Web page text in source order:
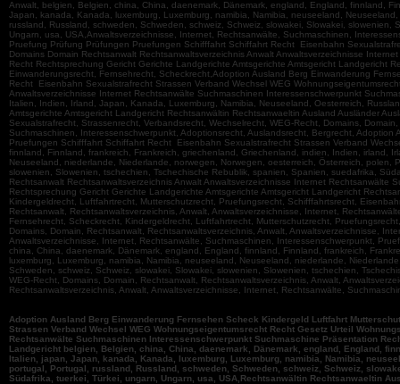
Anwalt, belgien, Belgien, china, China, daenemark, Dänemark, england, England, finnland,
Japan, kanada, Kanada, luxemburg, Luxemburg, namibia, Namibia, neuseeland,
russland, Russland, schweden, Schweden, schweiz, Schweiz, slowakei, Slowakei,
Ungarn, usa, USA,Anwaltsverzeichnisse, Internet, Rechtsanwälte, Suchmaschinen,
Pruefung Prüfung Prüfungen Pruefungen Schifffahrt Schiffahrt Recht Eisenbahn
Domains Domain Rechtsanwalt Rechtsanwaltsverzeichnis Anwalt Anwaltsverzeichnisse
Recht Rechtsprechung Gericht Gerichte Landgerichte Amtsgerichte Amtsgericht Landgericht
Einwanderungsrecht, Fernsehrecht, Scheckrecht,Adoption Ausland Berg Einwanderung
Recht Eisenbahn Sexualstrafrecht Strassen Verband Wechsel WEG
Anwaltsverzeichnisse Internet Rechtsanwälte Suchmaschinen Interessenschwerpunkt
Italien, Indien, Irland, Japan, Kanada, Luxemburg, Namibia, Neuseeland, Oesterreich,
Amtsgerichte Amtsgericht Landgericht Rechtsanwältin Rechtsanwaeltin Ausland Ausländer
Sexualstrafrecht, Strassenrecht, Verbandsrecht, Wechselrecht, WEG-Recht, Domains,
Suchmaschinen, Interessenschwerpunkt, Adoptionsrecht, Auslandsrecht, Bergrecht,
Pruefungen Schifffahrt Schiffahrt Recht Eisenbahn Sexualstrafrecht Strassen Verband
finnland, Finnland, frankreich, Frankreich, griechenland, Griechenland, indien, Indien,
Neuseeland, niederlande, Niederlande, norwegen, Norwegen, oesterreich, Österreich,
slowenien, Slowenien, tschechien, Tschechische Rebublik, spanien, Spanien, suedafrika,
Rechtsanwalt Rechtsanwaltsverzeichnis Anwalt Anwaltsverzeichnisse Internet
Rechtsprechung Gericht Gerichte Landgerichte Amtsgerichte Amtsgericht Landgericht
Kindergeldrecht, Luftfahrtrecht, Mutterschutzrecht, Pruefungsrecht, Schifffahrtsrecht,
Rechtsanwalt, Rechtsanwaltsverzeichnis, Anwalt, Anwaltsverzeichnisse, Internet,
Fernsehrecht, Scheckrecht, Kindergeldrecht, Luftfahrtrecht, Mutterschutzrecht,
Domains, Domain, Rechtsanwalt, Rechtsanwaltsverzeichnis, Anwalt, Anwaltsverzeichnisse,
Anwaltsverzeichnisse, Internet, Rechtsanwälte, Suchmaschinen, Interessenschwerpunkt,
china, China, daenemark, Dänemark, england, England, finnland, Finnland, frankreich,
luxemburg, Luxemburg, namibia, Namibia, neuseeland, Neuseeland, niederlande,
Schweden, schweiz, Schweiz, slowakei, Slowakei, slowenien, Slowenien, tschechien,
WEG-Recht, Domains, Domain, Rechtsanwalt, Rechtsanwaltsverzeichnis, Anwalt,
Rechtsanwaltsverzeichnis, Anwalt, Anwaltsverzeichnisse, Internet, Rechtsanwälte,
Adoption Ausland Berg Einwanderung Fernsehen Scheck Kindergeld Luftfahrt
Strassen Verband Wechsel WEG Wohnungseigentumsrecht Recht Gesetz Urteil
Rechtsanwälte Suchmaschinen Interessenschwerpunkt Suchmaschine Präsentation
Landgericht belgien, Belgien, china, China, daenemark, Dänemark, england, England,
Italien, japan, Japan, kanada, Kanada, luxemburg, Luxemburg, namibia, Namibia,
portugal, Portugal, russland, Russland, schweden, Schweden, schweiz, Schweiz,
Südafrika, tuerkei, Türkei, ungarn, Ungarn, usa, USA,Rechtsanwältin Rechtsanwaeltin